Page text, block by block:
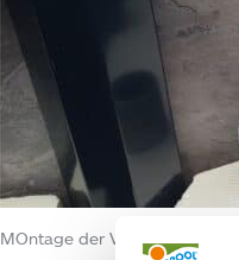
MOntage der Verkleidung